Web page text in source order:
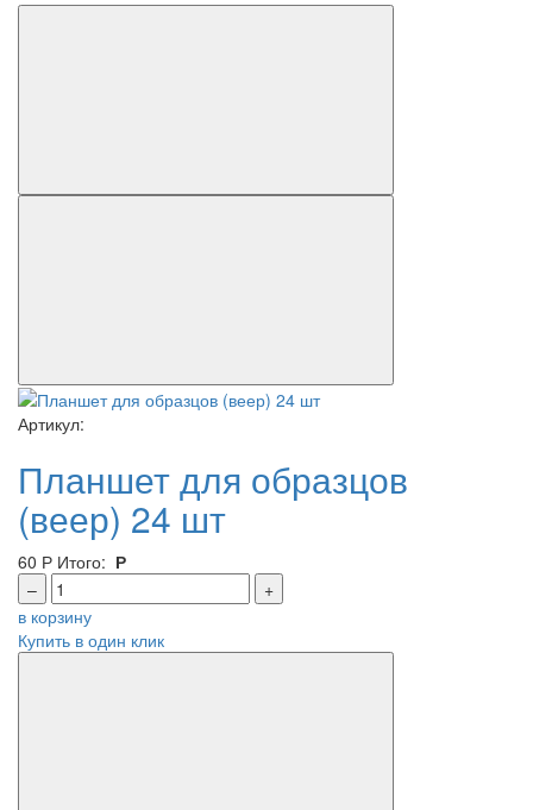
Артикул:
Планшет для образцов
(веер) 24 шт
60 Р Итого: Р
–
+
в корзину
Купить в один клик